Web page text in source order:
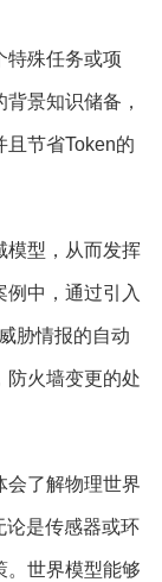
特殊任务或项
景知识储备，
且节省Token的
模型，从而发挥
中，通过引入
胁情报的自动
防火墙变更的处
会了解物理世界
论是传感器或环
。世界模型能够